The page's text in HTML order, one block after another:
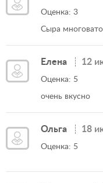
Оценка: 3
Сыра
Елена 12
Оценка: 5
очень вкусно
Ольга 18
Оценка: 5